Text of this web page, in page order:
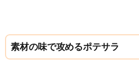
素材の味で攻めるポテサラ